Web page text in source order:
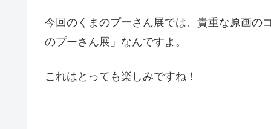
今回のくまのプーさん展では、貴重な原画の
のプーさん展」なんですよ。
これはとっても楽しみですね！